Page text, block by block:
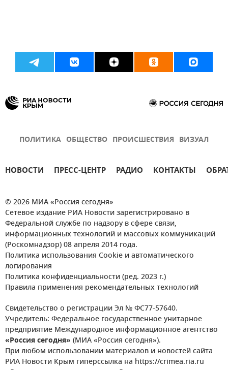
ПОЛИТИКА ОБЩЕСТВО ПРОИСШЕСТВИЯ ВИЗУАЛ
НОВОСТИ ПРЕСС-ЦЕНТР РАДИО КОНТАКТЫ
© 2026 МИА «Россия сегодня»
Сетевое издание РИА Новости зарегистрировано в
Федеральной службе по надзору в сфере связи,
информационных технологий и массовых коммуникаций
(Роскомнадзор) 08 апреля 2014 года.
Политика использования Cookie и автоматического
логирования
Политика конфиденциальности (ред. 2023 г.)
Правила применения рекомендательных технологий
Свидетельство о регистрации Эл № ФС77-57640.
Учредитель: Федеральное государственное унитарное
предприятие Международное информационное агентство
«Россия сегодня» (МИА «Россия сегодня»).
При любом использовании материалов и новостей сайта
РИА Новости Крым гиперссылка на https://crimea.ria.ru